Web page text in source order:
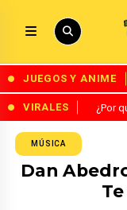
JUEGOS Y ANIME
VIRALES ¿Por
MÚSICA
Dan